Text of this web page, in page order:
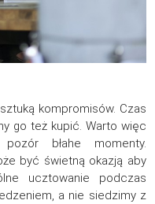
kompromisów. Czas
go też kupić. Warto więc
błahe momenty.
być świetną okazją aby
ucztowanie podczas
a nie siedzimy z